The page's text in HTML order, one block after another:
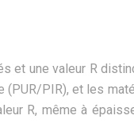
une valeur R
PIR), et les
R, même à